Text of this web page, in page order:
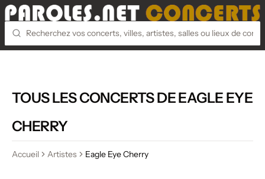
TOUS LES CONCERTS DE EAGLE EYE
CHERRY
Accueil Artistes Eagle Eye Cherry